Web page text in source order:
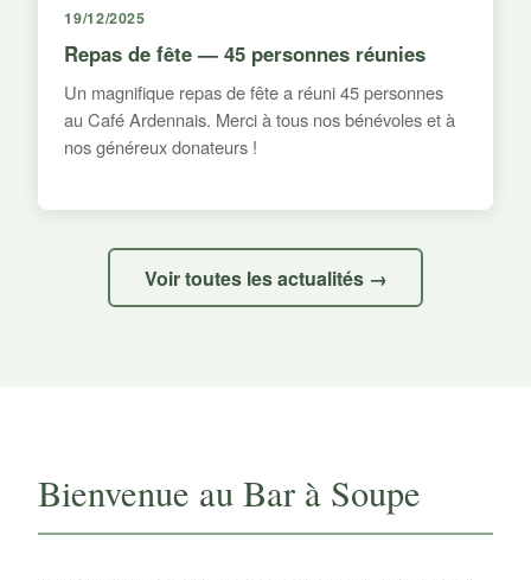
19/12/2025
Repas de fête — 45 personnes réunies
Un magnifique repas de fête a réuni 45 personnes
au Café Ardennais. Merci à tous nos bénévoles et à
nos généreux donateurs !
Voir toutes les actualités →
Bienvenue au Bar à Soupe